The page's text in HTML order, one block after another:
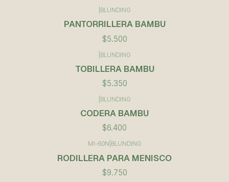
BLUNDING
PANTORRILLERA BAMBU
$5.500
BLUNDING
TOBILLERA BAMBU
$5.350
BLUNDING
CODERA BAMBU
$6.400
MI-60N BLUNDING
RODILLERA PARA MENISCO
$9.750